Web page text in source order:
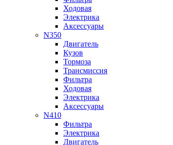
Ходовая
Электрика
Аксессуары
N350
Двигатель
Кузов
Тормоза
Трансмиссия
Фильтра
Ходовая
Электрика
Аксессуары
N410
Фильтра
Электрика
Двигатель